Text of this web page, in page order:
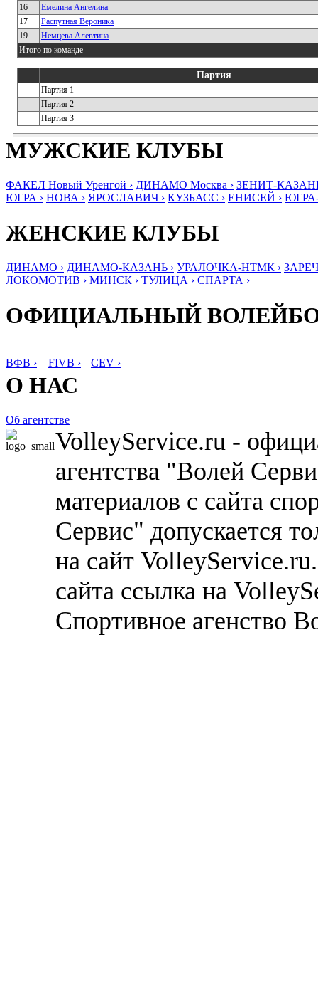
16
Емелина Ангелина
17
Распутная Вероника
19
Немцева Алевтина
Итого по команде
Партия
Партия 1
Партия 2
Партия 3
МУЖСКИЕ КЛУБЫ
ФАКЕЛ Новый Уренгой › ДИНАМО Москва › ЗЕНИТ-
ЮГРА › НОВА › ЯРОСЛАВИЧ › КУЗБАСС › ЕНИСЕЙ ›
ЖЕНСКИЕ КЛУБЫ
ДИНАМО › ДИНАМО-КАЗАНЬ › УРАЛОЧКА-НТМК ›
ЛОКОМОТИВ › МИНСК › ТУЛИЦА › СПАРТА ›
ОФИЦИАЛЬНЫЙ
ВФВ › FIVB › CEV ›
О НАС
Об агентстве
VolleyService.ru -
агентства "Волей
материалов с сайта
Сервис" допускается
на сайт
сайта ссылка на
Спортивное агенство